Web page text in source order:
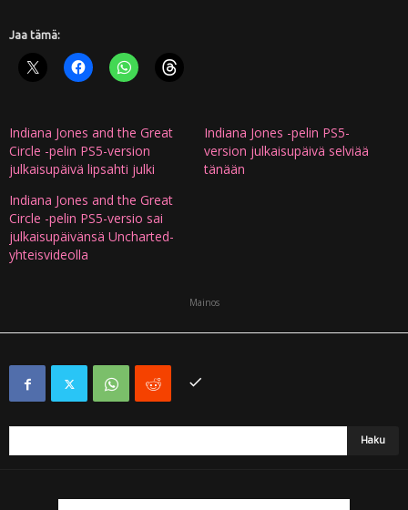
Jaa tämä:
Indiana Jones and the Great
Circle -pelin PS5-version
julkaisupäivä lipsahti julki
Indiana Jones -pelin PS5-
version julkaisupäivä selviää
tänään
Indiana Jones and the Great
Circle -pelin PS5-versio sai
julkaisupäivänsä Uncharted-
yhteisvideolla
Mainos